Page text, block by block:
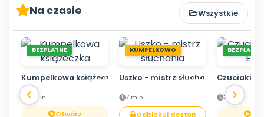
Na czasie Wszystkie
BEZPŁATNE
Kumpelkowa książeczka
3 min.
Otwórz
KUMPELKOWO
Uszko - mistrz słuchania
7 min.
Odblokuj dostęp
BEZPŁATNE
Czuciaki z
3 min.